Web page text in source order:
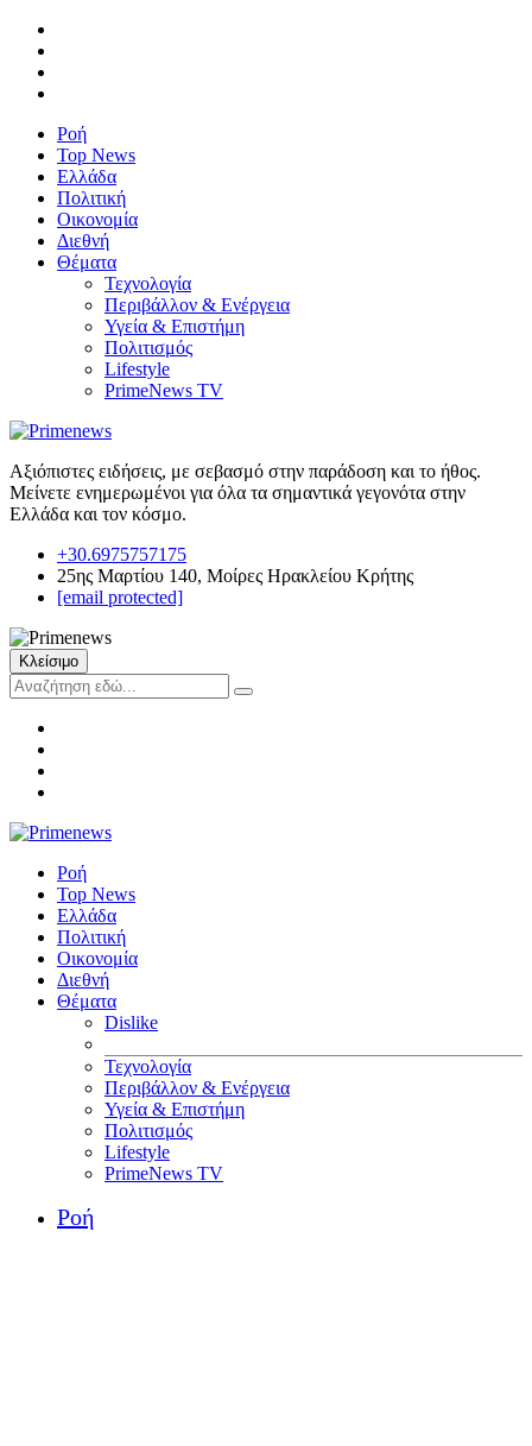
Ροή
Top News
Ελλάδα
Πολιτική
Οικονομία
Διεθνή
Θέματα
Τεχνολογία
Περιβάλλον & Ενέργεια
Υγεία & Επιστήμη
Πολιτισμός
Lifestyle
PrimeNews TV
Αξιόπιστες ειδήσεις, με σεβασμό στην παράδοση και το ήθος.
Μείνετε ενημερωμένοι για όλα τα σημαντικά γεγονότα στην
Ελλάδα και τον κόσμο.
+30.6975757175
25ης Μαρτίου 140, Μοίρες Ηρακλείου Κρήτης
[email protected]
Κλείσιμο
Ροή
Top News
Ελλάδα
Πολιτική
Οικονομία
Διεθνή
Θέματα
Dislike
Τεχνολογία
Περιβάλλον & Ενέργεια
Υγεία & Επιστήμη
Πολιτισμός
Lifestyle
PrimeNews TV
Ροή